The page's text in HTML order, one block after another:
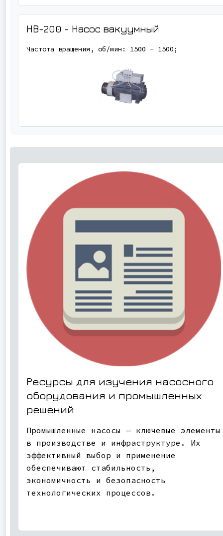
НВ-200 - Насос вакуумный
Частота вращения, об/мин: 1500 - 1500;
Ресурсы для изучения насосного
оборудования и промышленных
решений
Промышленные насосы — ключевые элементы
в производстве и инфраструктуре. Их
эффективный выбор и применение
обеспечивают стабильность,
экономичность и безопасность
технологических процессов.